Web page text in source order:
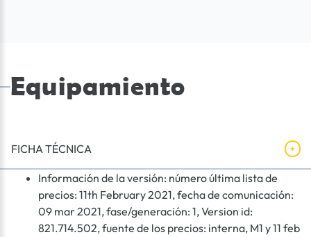
Equipamiento
FICHA TÉCNICA
Información de la versión: número última lista de
precios: 11th February 2021, fecha de comunicación:
09 mar 2021, fase/generación: 1, Version id:
821.714.502, fuente de los precios: interna, M1 y 11 feb